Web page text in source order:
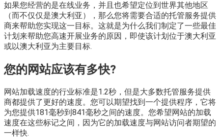
如果您经营的是在线业务，并且也希望定位到世界其他地区
（而不仅仅是澳大利亚），那么您将需要合适的托管服务提供
商来帮助您实现这一目标。这就是为什么我们制定了一些最佳
计划来帮助您高速开展业务的原因，即使该计划位于澳大利亚
或以澳大利亚为主要目标.
您的网站应该有多快?
网站加载速度的行业标准是1.2秒，但是大多数托管服务提供
商都提供了更好的速度。您可以期望找到一个提供程序，它将
为您提供181毫秒到841毫秒之间的速度。您希望网站的加载
速度在这些标记之间，因为它的加载速度与网站访问者期望的
一样快.